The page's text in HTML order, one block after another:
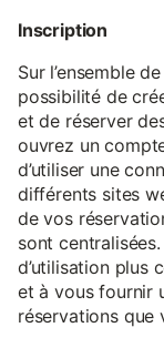
Inscription
Sur l’ensemble
possibilité de
et de réserver
ouvrez un
d’utiliser une
différents sites
de vos
sont
d’utilisation plus
et à vous fournir
réservations que